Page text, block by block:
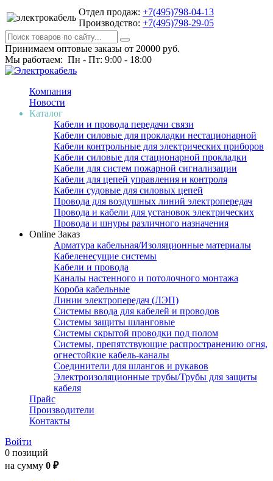
Отдел продаж: +7(495)798-04-13
Производство: +7(495)798-29-05
Принимаем оптовые заказы от 20000 руб.
Мы работаем: Пн - Пт: 9:00 - 18:00
Компания
Новости
Каталог
Кабели и провода передачи связи
Кабели силовые для прокладки нестационарной
Кабели контрольные для электрических приборов
Кабели силовые для стационарной прокладки
Кабели для систем пожарной сигнализации
Кабели для цепей управления и контроля
Кабели судовые для силовых цепей
Провода для воздушных линий электропередач
Провода и кабели для установок электрических
Провода и шнуры различного назначения
Online Заказ
Арматура кабельная/Изоляционные материалы
Кабеленесущие системы
Кабели и провода
Каналы настенного и потолочного монтажа
Короба кабельные
Линии электропередач (ЛЭП)
Системы ввода для кабелей и проводов
Системы защиты шланговые
Системы скрытой проводки под полом
Системы, препятствующие распространению огня,
огнестойкие кабель-каналы
Соединители для шлангов и рукавов
Электроизоляционные трубы/Трубы для защиты
кабеля
Прайс
Производители
Контакты
Войти
0 позиций
на сумму 0 ₽